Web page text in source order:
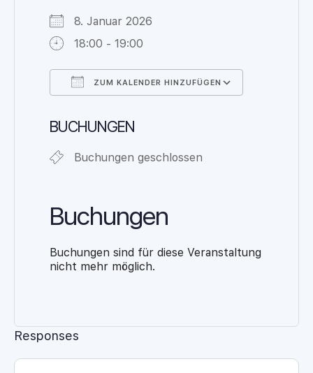
8. Januar 2026
18:00 - 19:00
ZUM KALENDER HINZUFÜGEN
BUCHUNGEN
Buchungen geschlossen
Buchungen
Buchungen sind für diese Veranstaltung
nicht mehr möglich.
Responses